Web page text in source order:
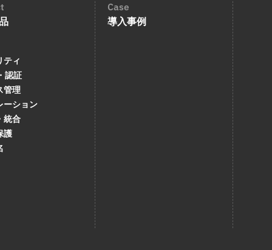
ティ
認証
管理
ーション
統合
護
Case
導入事例